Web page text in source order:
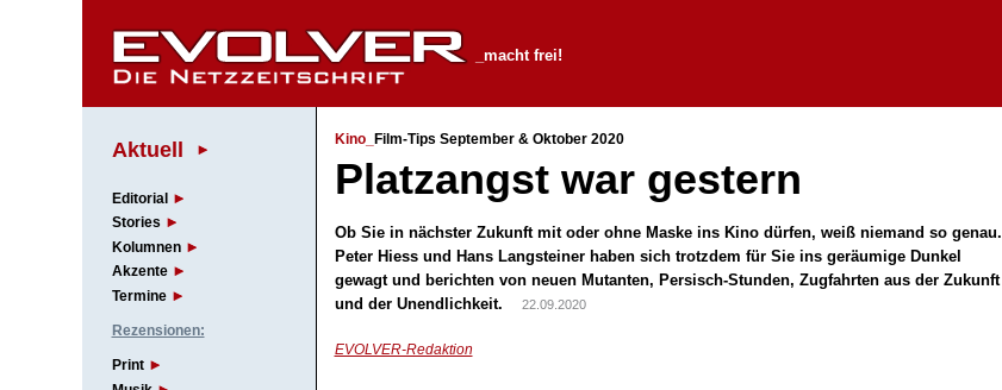
_macht frei!
Aktuell
Editorial
Stories
Kolumnen
Akzente
Termine
Rezensionen:
Print
Kino_ Film-Tips September & Oktober 2020
Platzangst war gestern
Ob Sie in nächster Zukunft mit oder ohne Maske ins Kino dürfen, weiß niemand so genau.
Peter Hiess und Hans Langsteiner haben sich trotzdem für Sie ins geräumige Dunkel
gewagt und berichten von neuen Mutanten, Persisch-Stunden, Zugfahrten aus der Zukunft
und der Unendlichkeit.
22.09.2020
EVOLVER-Redaktion